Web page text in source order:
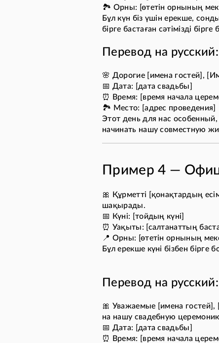
🏞️ Орны: [өтетін орнының
Бұл күн біз үшін ерекше,
бірге бастаған сәтімізді
Перевод на русский:
🌸 Дорогие [имена гостей],
📅 Дата: [дата свадьбы]
⏰ Время: [время начала
🏞️ Место: [адрес проведения]
Этот день для нас
начинать нашу совместную
Пример 4 —
🎀 Құрметті [қонақтардың
шақырады.
📅 Күні: [тойдың күні]
⏰ Уақыты: [салтанаттың
📍 Орны: [өтетін орнының
Бұл ерекше күні бізбен
Перевод на русский:
🎀 Уважаемые [имена
на нашу свадебную
📅 Дата: [дата свадьбы]
⏰ Время: [время начала